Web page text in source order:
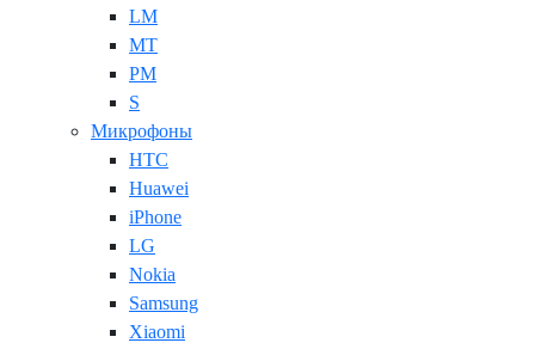
LM
MT
PM
S
Микрофоны
HTC
Huawei
iPhone
LG
Nokia
Samsung
Xiaomi